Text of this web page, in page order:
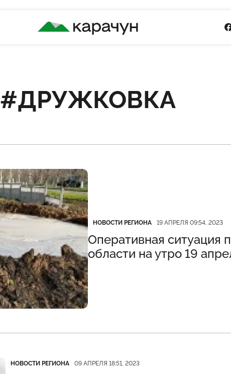
КАРАЧУН
#ДРУЖКОВКА
Категория
НОВОСТИ РЕГИОНА
Дата публикации 19 АПРЕЛЯ 09:54, 2023
Оперативная ситуация
области на утро 19
Категория
НОВОСТИ РЕГИОНА
Дата публикации 09 АПРЕЛЯ 18:51, 2023